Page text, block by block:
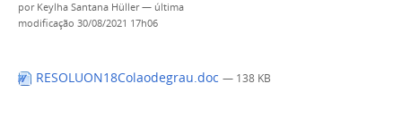
por Keylha Santana Hüller— última
modificação 30/08/2021 17h06
RESOLUON18Colaodegrau.doc — 138 KB